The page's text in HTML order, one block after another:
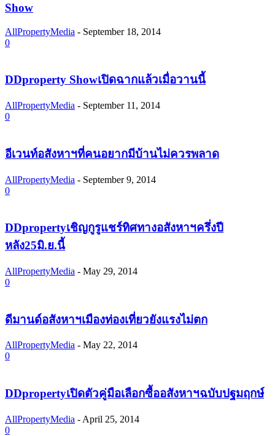
Show
AllPropertyMedia - September 18, 2014
0
DDproperty Showเปิดฉากแล้วเมื่อวานนี้
AllPropertyMedia - September 11, 2014
0
อีเวนท์อสังหาฯที่คนอยากมีบ้านไม่ควรพลาด
AllPropertyMedia - September 9, 2014
0
DDpropertyเชิญกูรูแชร์ทิศทางอสังหาฯครึ่งปี
หลัง25มิ.ย.นี้
AllPropertyMedia - May 29, 2014
0
ดีมานด์อสังหาฯเมืองท่องเที่ยวยังแรงไม่ตก
AllPropertyMedia - May 22, 2014
0
DDpropertyเปิดตัวคู่มือเลือกซื้ออสังหาฯฉบับปฐมฤกษ์
AllPropertyMedia - April 25, 2014
0